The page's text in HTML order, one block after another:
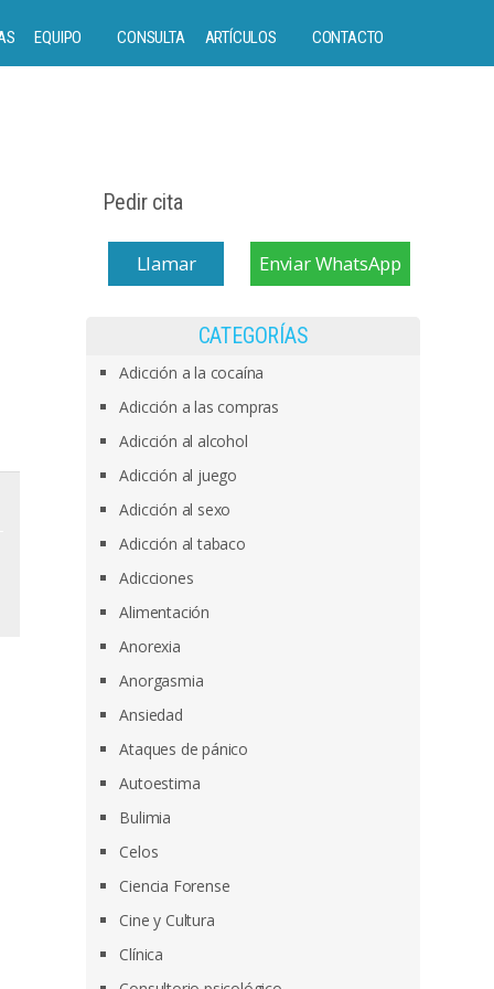
EQUIPO CONSULTA ARTÍCULOS CONTACTO
Pedir cita
Llamar Enviar WhatsApp
CATEGORÍAS
Adicción a la cocaína
Adicción a las compras
Adicción al alcohol
Adicción al juego
Adicción al sexo
Adicción al tabaco
Adicciones
Alimentación
Anorexia
Anorgasmia
Ansiedad
Ataques de pánico
Autoestima
Bulimia
Celos
Ciencia Forense
Cine y Cultura
Clínica